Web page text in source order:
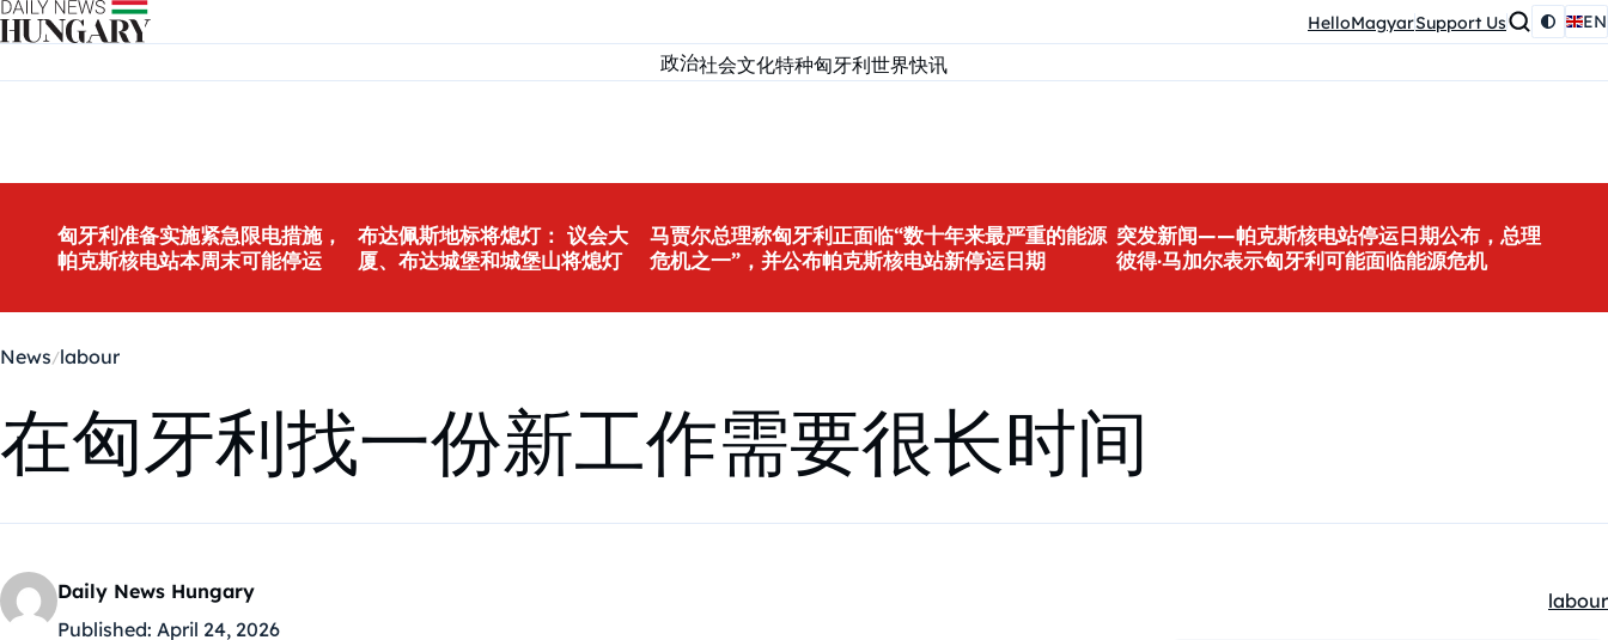
Skip to content HelloMagyarSupport Us EN
政治社会文化特种匈牙利世界快讯
匈牙利准备实施紧急限电措施，
帕克斯核电站本周末可能停运
布达佩斯地标将熄灯： 议会大
厦、布达城堡和城堡山将熄灯
马贾尔总理称匈牙利正面临“数十年来最严重的能源
危机之一”，并公布帕克斯核电站新停运日期
突发新闻——帕克斯核电站停运日期公布，总理
彼得·马加尔表示匈牙利可能面临能源危机
News labour
在匈牙利找一份新工作需要很长时间
Daily News Hungary
Published: April 24, 2026
labour